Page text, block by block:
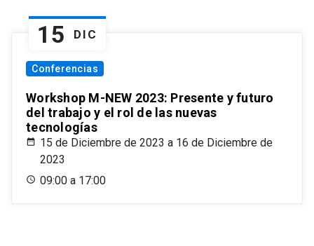
15 DIC
Conferencias
Workshop M-NEW 2023: Presente y futuro
del trabajo y el rol de las nuevas
tecnologías
15 de Diciembre de 2023 a 16 de Diciembre de
2023
09:00 a 17:00